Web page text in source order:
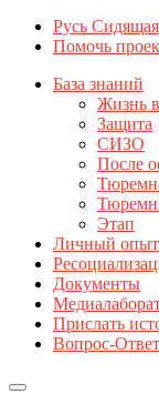
Русь Сидящая
Помочь
База знаний
Жизнь
Защита
СИЗО
После
Этап
Личный опыт
Документы
Прислать
Вопрос-Ответ